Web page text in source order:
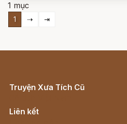
định mệnh, để lại nỗi đau
mẹ nuôi và dân làng.
1 mục
1 ⇢ ⇥
Truyện Xưa Tích Cũ
Liên kết